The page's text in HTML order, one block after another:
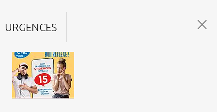
URGENCES